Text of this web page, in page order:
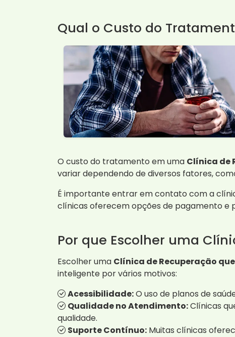
Qual o Custo do
O custo do tratamento em uma Clínica de
variar dependendo de diversos fatores,
É importante entrar em contato com a
clínicas oferecem opções de pagamento e
Por que Escolher uma
Escolher uma Clínica de Recuperação
inteligente por vários motivos:
Acessibilidade:O uso de planos de
Qualidade no Atendimento:Clínicas
qualidade.
Suporte Contínuo: Muitas clínicas